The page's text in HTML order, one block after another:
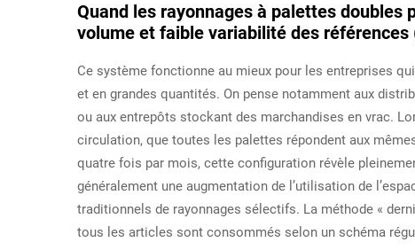
Quand les rayonnages à palettes
volume et faible variabilité des références
Ce système fonctionne au mieux pour les entreprises
et en grandes quantités. On pense notamment aux
ou aux entrepôts stockant des marchandises en vrac.
circulation, que toutes les palettes répondent aux
quatre fois par mois, cette configuration révèle
généralement une augmentation de l’utilisation de
traditionnels de rayonnages sélectifs. La méthode «
tous les articles sont consommés selon un schéma